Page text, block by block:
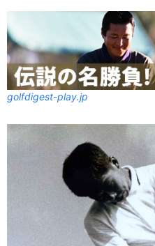
golfdigest-play.jp